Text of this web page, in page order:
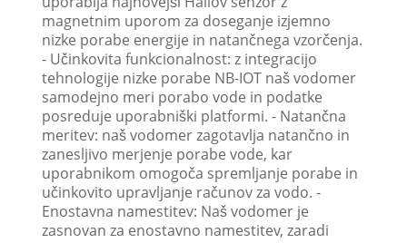
magnetnim uporom za doseganje izjemno
nizke porabe energije in natančnega vzorčenja.
- Učinkovita funkcionalnost: z integracijo
tehnologije nizke porabe NB-IOT naš vodomer
samodejno meri porabo vode in podatke
posreduje uporabniški platformi. - Natančna
meritev: naš vodomer zagotavlja natančno in
zanesljivo merjenje porabe vode, kar
uporabnikom omogoča spremljanje porabe in
učinkovito upravljanje računov za vodo. -
Enostavna namestitev: Naš vodomer je
zasnovan za enostavno namestitev, zaradi